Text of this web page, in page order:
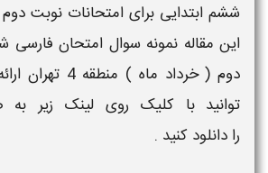
ششم ابتدایی برای امتحانات نوبت
این مقاله نمونه سوال امتحان فارسی
دوم ( خرداد ماه ) منطقه 4 تهران
توانید با کلیک روی لینک زیر به
را دانلود کنید .